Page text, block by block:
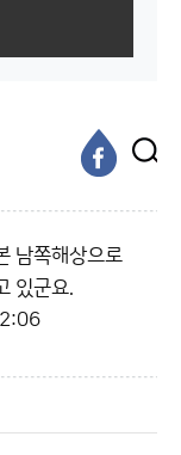
남쪽해상으로
있군요.